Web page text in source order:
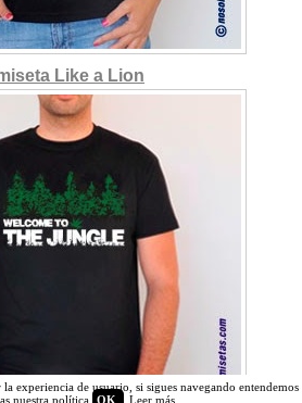
Like a Lion
experiencia de usuario, si sigues navegando entendemos
nuestra política OK Leer más